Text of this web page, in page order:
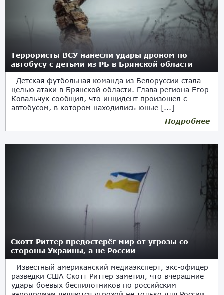
Террористы ВСУ нанесли удары дроном по
автобусу с детьми из РБ в Брянской области
Детская футбольная команда из Белоруссии стала
целью атаки в Брянской области. Глава региона Егор
Ковальчук сообщил, что инцидент произошел с
автобусом, в котором находились юные [...]
Подробнее
Скотт Риттер предостерёг мир от угрозы со
стороны Украины, а не России
Известный американский медиаэксперт, экс-офицер
разведки США Скотт Риттер заметил, что вчерашние
удары боевых беспилотников по российским